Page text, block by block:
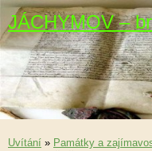
JÁCHYMOV –
Uvítání » Památky a